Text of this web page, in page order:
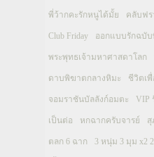
พี่ว้ากคะรักหนูได้มั้ย คลับฟร
Club Friday ออกแบบรักฉบับ
พระพุทธเจ้ามหาศาสดาโลก
ดาบพิฆาตกลางหิมะ ชีวิตเ
จอมราชันบัลลังก์อมตะ VIP
เป็นต่อ หกฉากครับจารย์
ตลก 6 ฉาก 3 หนุ่ม 3 มุม x2